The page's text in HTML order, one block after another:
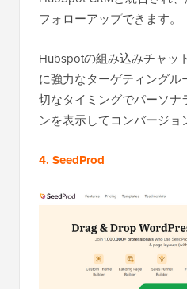
フォローアップできます。
Hubspotの組み込みチャッ
に強力なターゲティング
切なタイミングでパーソナ
ンを表示してコンバージョ
4. SeedProd